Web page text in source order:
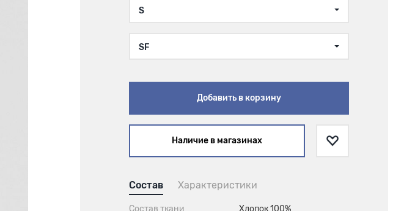
S
SF
Добавить в корзину
Наличие в магазинах
Состав Характеристики